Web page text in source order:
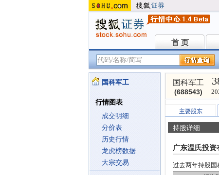
首 页
首 页
国科军工
行情图表
成交明细
分价表
历史行情
龙虎榜数据
大宗交易
国科军工
(688543)
主要股东
持股详细
广东温氏投
过去两年持股国